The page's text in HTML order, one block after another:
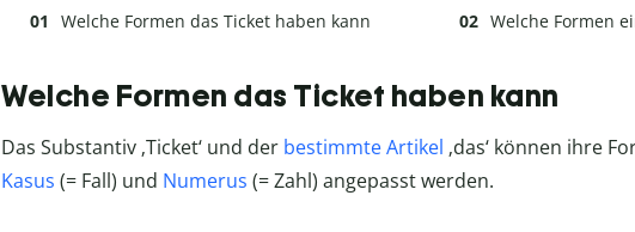
Welche Formen das Ticket haben kann Welche Formen
Welche Formen das Ticket haben kann
Das Substantiv ‚Ticket‘ und der bestimmte Artikel ‚das‘ können ihre
Kasus (= Fall) und Numerus (= Zahl) angepasst werden.